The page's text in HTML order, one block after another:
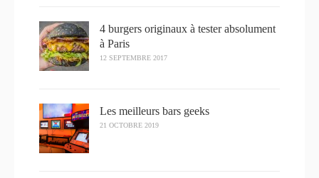
4 burgers originaux à tester absolument
à Paris
12 SEPTEMBRE 2017
Les meilleurs bars geeks
21 OCTOBRE 2019